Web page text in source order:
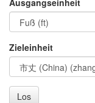
Ausgangseinheit
Zieleinheit
Los